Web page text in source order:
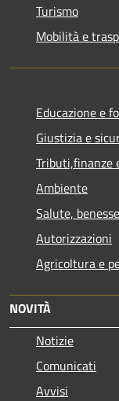
Turismo
Mobilità e
Educazione e
Giustizia e
Tributi,finanze
Ambiente
Salute,
Autorizzazioni
Agricoltura e
NOVITÀ
Notizie
Comunicati
Avvisi